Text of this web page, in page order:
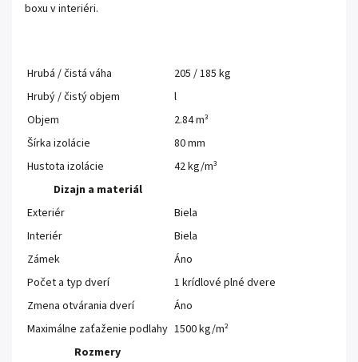
boxu v interiéri.
Hrubá / čistá váha
205 / 185 kg
Hrubý / čistý objem
l
Objem
2.84 m³
Šírka izolácie
80 mm
Hustota izolácie
42 kg/m³
Dizajn a materiál
Exteriér
Biela
Interiér
Biela
Zámek
Áno
Počet a typ dverí
1 krídlové plné dvere
Zmena otvárania dverí
Áno
Maximálne zaťaženie podlahy 1500 kg/m²
Rozmery